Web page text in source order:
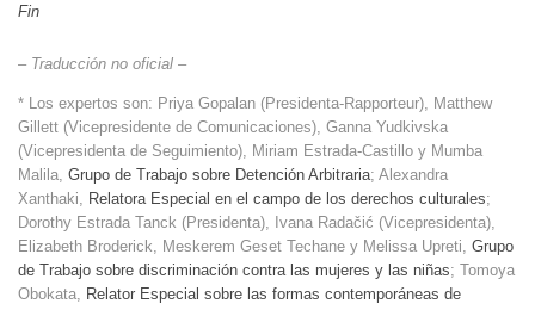
Fin
– Traducción no oficial –
* Los expertos son: Priya Gopalan (Presidenta-Rapporteur), Matthew
Gillett (Vicepresidente de Comunicaciones), Ganna Yudkivska
(Vicepresidenta de Seguimiento), Miriam Estrada-Castillo y Mumba
Malila, Grupo de Trabajo sobre Detención Arbitraria; Alexandra
Xanthaki, Relatora Especial en el campo de los derechos culturales;
Dorothy Estrada Tanck (Presidenta), Ivana Radačić (Vicepresidenta),
Elizabeth Broderick, Meskerem Geset Techane y Melissa Upreti, Grupo
de Trabajo sobre discriminación contra las mujeres y las niñas; Tomoya
Obokata, Relator Especial sobre las formas contemporáneas de